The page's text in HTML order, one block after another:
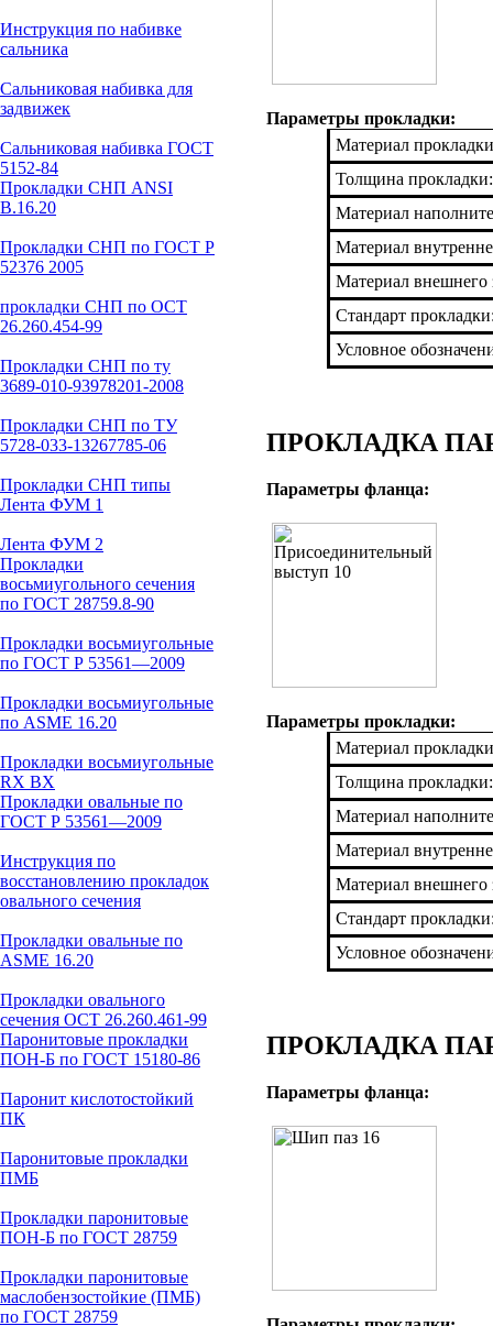
Инструкция по набивке
сальника
Сальниковая набивка для
задвижек
Сальниковая набивка ГОСТ
5152-84
Прокладки СНП ANSI
В.16.20
Прокладки СНП по ГОСТ Р
52376 2005
прокладки СНП по ОСТ
26.260.454-99
Прокладки СНП по ту
3689-010-93978201-2008
Прокладки СНП по ТУ
5728-033-13267785-06
Прокладки СНП типы
Лента ФУМ 1
Лента ФУМ 2
Прокладки
восьмиугольного сечения
по ГОСТ 28759.8-90
Прокладки восьмиугольные
по ГОСТ Р 53561—2009
Прокладки восьмиугольные
по ASME 16.20
Прокладки восьмиугольные
RX BX
Прокладки овальные по
ГОСТ Р 53561—2009
Инструкция по
восстановлению прокладок
овального сечения
Прокладки овальные по
ASME 16.20
Прокладки овального
сечения ОСТ 26.260.461-99
Паронитовые прокладки
ПОН-Б по ГОСТ 15180-86
Паронит кислотостойкий
ПК
Паронитовые прокладки
ПМБ
Прокладки паронитовые
ПОН-Б по ГОСТ 28759
Прокладки паронитовые
маслобензостойкие (ПМБ)
по ГОСТ 28759
Параметры прокладки:
Материал
Толщина прокладки:
Материал
Материал
Материал внешнего
Стандарт
Условное
ПРОКЛАДКА
Параметры фланца:
Параметры прокладки:
Материал
Толщина прокладки:
Материал
Материал
Материал внешнего
Стандарт
Условное
ПРОКЛАДКА
Параметры фланца: